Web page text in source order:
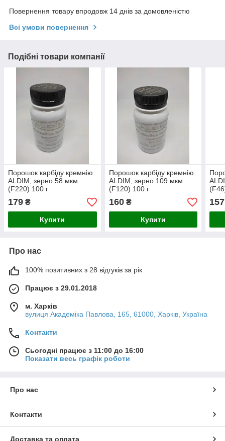
Повернення товару впродовж 14 днів за домовленістю
Всі умови повернення
Подібні товари компанії
Порошок карбіду кремнію
ALDIM, зерно 58 мкм
(F220) 100 г
179 ₴
Купити
Порошок карбіду кремнію
ALDIM, зерно 109 мкм
(F120) 100 г
160₴
Купити
157
Про нас
100% позитивних з 28 відгуків за рік
Працює з 29.01.2018
м. Харків
вулиця Академіка Павлова, 165, 61000, Харків, Україна
Контакти
Сьогодні працює з 11:00 до 16:00
Показати весь графік роботи
Про нас
Контакти
Доставка та оплата